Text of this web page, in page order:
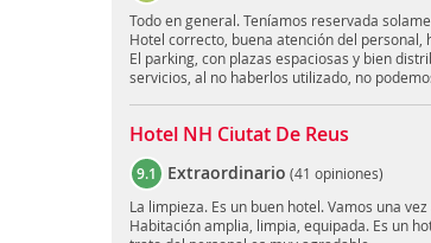
Todo en general. Teníamos reservada
Hotel correcto, buena atención del personal,
El parking, con plazas espaciosas y bien
servicios, al no haberlos utilizado, no
Hotel NH Ciutat De Reus
9.1 Extraordinario (41 opiniones)
La limpieza. Es un buen hotel. Vamos una
Habitación amplia, limpia, equipada. Es un